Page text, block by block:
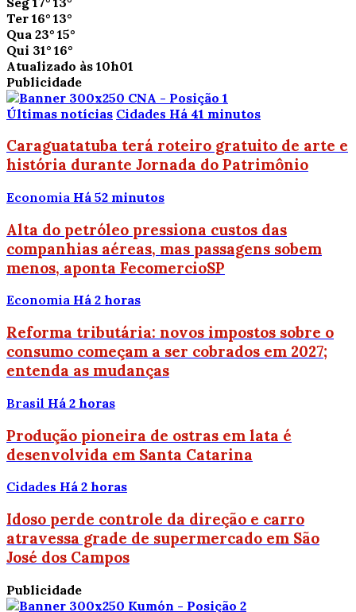
Ter 16° 13°
Qua 23° 15°
Qui 31° 16°
Atualizado às 10h01
Publicidade
Últimas notícias Cidades Há 41 minutos
Caraguatatuba terá roteiro gratuito de arte e
história durante Jornada do Patrimônio
Economia Há 52 minutos
Alta do petróleo pressiona custos das
companhias aéreas, mas passagens sobem
menos, aponta FecomercioSP
Economia Há 2 horas
Reforma tributária: novos impostos sobre o
consumo começam a ser cobrados em 2027;
entenda as mudanças
Brasil Há 2 horas
Produção pioneira de ostras em lata é
desenvolvida em Santa Catarina
Cidades Há 2 horas
Idoso perde controle da direção e carro
atravessa grade de supermercado em São
José dos Campos
Publicidade